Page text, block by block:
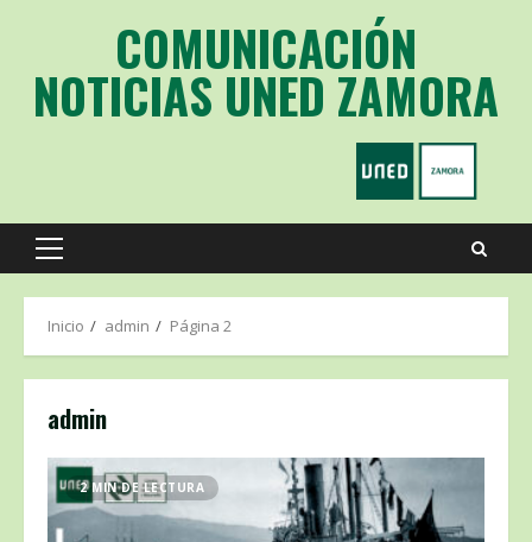
COMUNICACIÓN
NOTICIAS UNED ZAMORA
Menú
Inicio admin Página 2
admin
2 MIN DE LECTURA